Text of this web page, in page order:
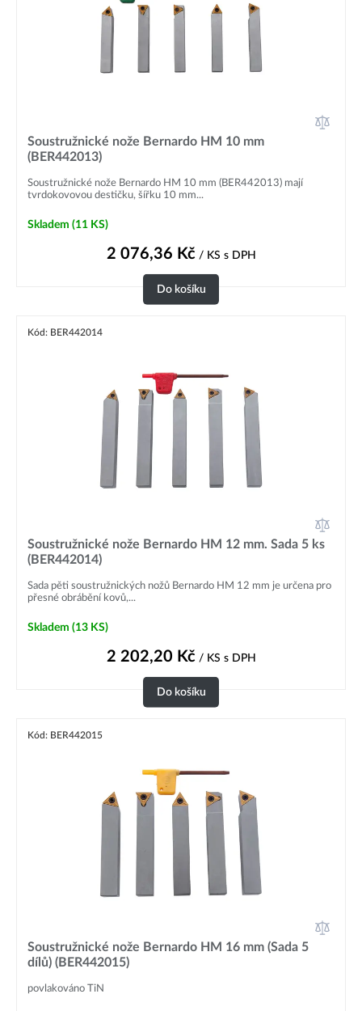
Soustružnické nože Bernardo HM 10 mm
(BER442013)
Soustružnické nože Bernardo HM 10 mm (BER442013) mají
tvrdokovovou destičku, šířku 10 mm...
Skladem (11 KS)
2 076,36 Kč/ KS s DPH
Do košíku
Kód: BER442014
Soustružnické nože Bernardo HM 12 mm. Sada 5 ks
(BER442014)
Sada pěti soustružnických nožů Bernardo HM 12 mm je určena pro
přesné obrábění kovů,...
Skladem (13 KS)
2 202,20 Kč/ KS s DPH
Do košíku
Kód: BER442015
Soustružnické nože Bernardo HM 16 mm (Sada 5
dílů) (BER442015)
povlakováno TiN